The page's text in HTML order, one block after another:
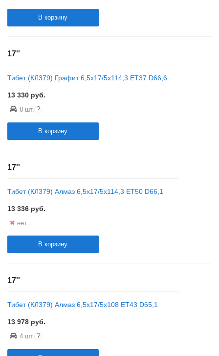
В корзину
17''
Тибет (КЛ379) Графит 6,5x17/5x114,3 ET37 D66,6
13 330 руб.
8 шт. ?
В корзину
17''
Тибет (КЛ379) Алмаз 6,5x17/5x114,3 ET50 D66,1
13 336 руб.
нет
В корзину
17''
Тибет (КЛ379) Алмаз 6,5x17/5x108 ET43 D65,1
13 978 руб.
4 шт. ?